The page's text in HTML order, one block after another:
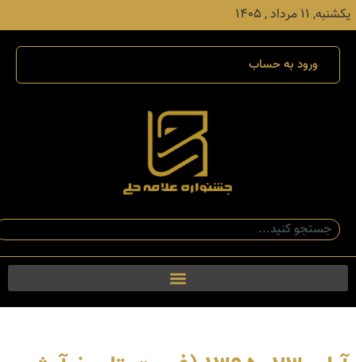
یکشنبه, ۱۱ مرداد , ۱۴۰۵
ورود به حساب